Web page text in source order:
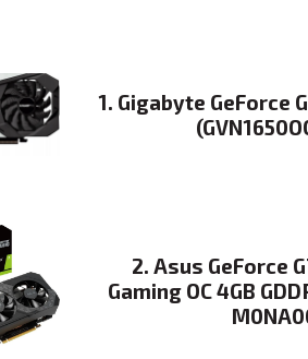
1. Gigabyte GeForce
2. Asus GeForce
Gaming OC 4GB